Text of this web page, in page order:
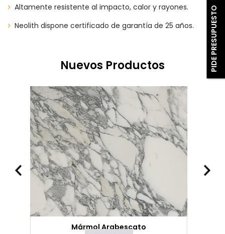
PIDE PRESUPUESTO
Altamente resistente al impacto, calor y rayones.
Neolith dispone certificado de garantía de 25 años.
Nuevos Productos
Mármol Arabescato